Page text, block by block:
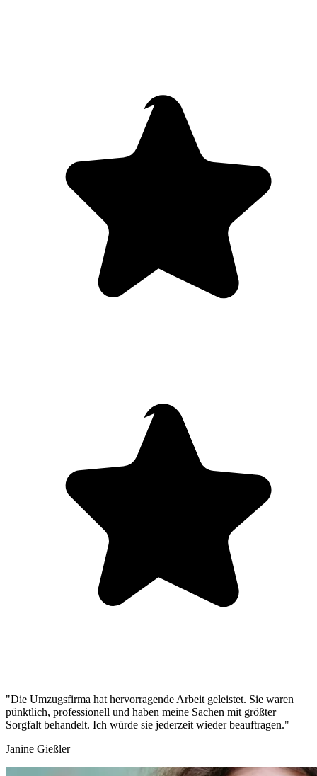
"Die Umzugsfirma hat hervorragende Arbeit geleistet. Sie waren
pünktlich, professionell und haben meine Sachen mit größter
Sorgfalt behandelt. Ich würde sie jederzeit wieder beauftragen."
Janine Gießler